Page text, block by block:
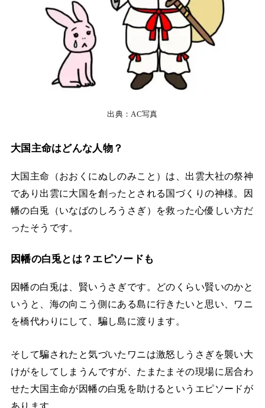
出典：AC写真
大国主命はどんな人物？
大国主命（おおくにぬしのみこと）は、出雲大社の祭神
であり出雲に大国を創ったとされる国づくりの神様。因
幡の白兎（いなばのしろうさぎ）を救った心優しい方だ
ったそうです。
因幡の白兎とは？エピソードも
因幡の白兎は、賢いうさぎです。どのくらい賢いのかと
いうと、海の向こう側にある島に行きたいと思い、ワニ
を橋代わりにして、騙し島に渡ります。
そして騙されたと気づいたワニは激怒しうさぎを襲い大
けがをしてしまうんですが、たまたまその現場に居合わ
せた大国主命が因幡の白兎を助けるというエピソードが
あります。